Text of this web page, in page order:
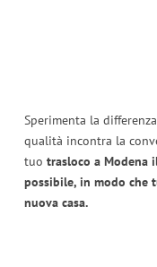
Sperimenta la
qualità incontra la
tuo trasloco a Modena
possibile, in modo che
nuova casa.